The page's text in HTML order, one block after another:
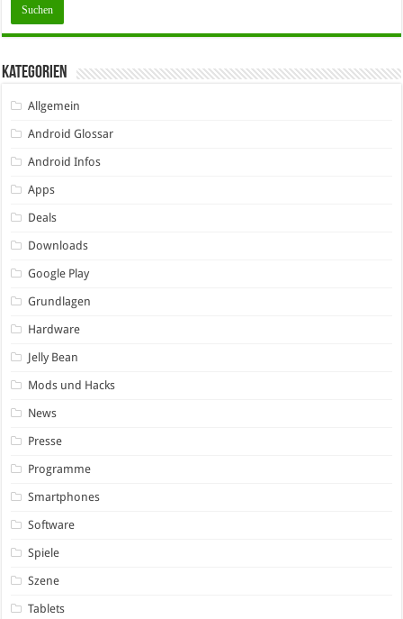
Kategorien
Allgemein
Android Glossar
Android Infos
Apps
Deals
Downloads
Google Play
Grundlagen
Hardware
Jelly Bean
Mods und Hacks
News
Presse
Programme
Smartphones
Software
Spiele
Szene
Tablets